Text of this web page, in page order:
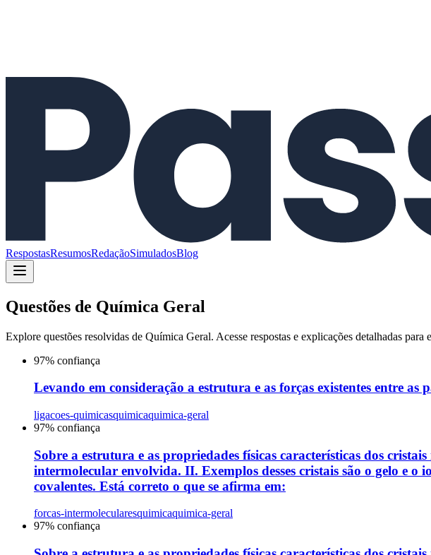
RespostasResumosRedaçãoSimuladosBlog
Questões de Química Geral
Explore questões resolvidas de Química Geral. Acesse respostas e explicações detalhadas para
97% confiança
Levando em consideração a estrutura e as forças existentes entre
ligacoes-quimicasquimicaquimica-geral
97% confiança
Sobre a estrutura e as propriedades físicas características dos
intermolecular envolvida. II. Exemplos desses cristais são o gelo e
covalentes. Está correto o que se afirma em:
forcas-intermolecularesquimicaquimica-geral
97% confiança